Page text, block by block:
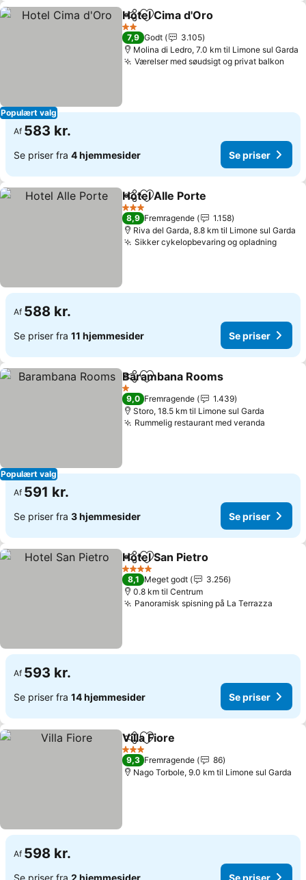
Populært valg
Del Føj til favoritter
Hotel Cima d'Oro
2 Stjerner
7,9 Godt
3.105
Molina di Ledro, 7.0 km til Limone sul Garda
Værelser med søudsigt og privat balkon
Af 583 kr.
Se priser fra 4 hjemmesider Se priser
Del Føj til favoritter
Hotel Alle Porte
3 Stjerner
8,9 Fremragende
1.158
Riva del Garda, 8.8 km til Limone sul Garda
Sikker cykelopbevaring og opladning
Af 588 kr.
Se priser fra 11 hjemmesider Se priser
Populært valg
Del Føj til favoritter
Barambana Rooms
1 Stjerner
9,0 Fremragende
1.439
Storo, 18.5 km til Limone sul Garda
Rummelig restaurant med veranda
Af 591 kr.
Se priser fra 3 hjemmesider Se priser
Del Føj til favoritter
Hotel San Pietro
4 Stjerner
8,1 Meget godt
3.256
0.8 km til Centrum
Panoramisk spisning på La Terrazza
Af 593 kr.
Se priser fra 14 hjemmesider Se priser
Del Føj til favoritter
Villa Fiore
3 Stjerner
9,3 Fremragende
86
Nago Torbole, 9.0 km til Limone sul Garda
Af 598 kr.
Se priser fra 2 hjemmesider Se priser